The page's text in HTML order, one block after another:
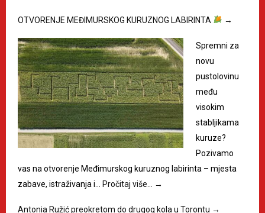
OTVORENJE MEĐIMURSKOG KURUZNOG LABIRINTA →
Spremni za
novu
pustolovinu
među
visokim
stabljikama
kuruze?
Pozivamo
vas na otvorenje Međimurskog kuruznog labirinta – mjesta
zabave, istraživanja i… Pročitaj više… →
Antonia Ružić preokretom do drugog kola u Torontu →